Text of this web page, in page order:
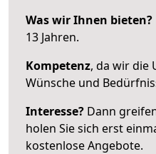
Was wir Ihnen bieten?
13 Jahren.
Kompetenz, da wir die
Wünsche und
Interesse? Dann
holen Sie sich erst
kostenlose Angebote.